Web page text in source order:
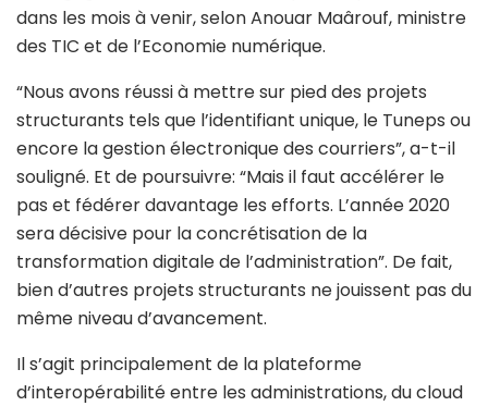
dans les mois à venir, selon Anouar Maârouf, ministre
des TIC et de l’Economie numérique.
“Nous avons réussi à mettre sur pied des projets
structurants tels que l’identifiant unique, le Tuneps ou
encore la gestion électronique des courriers”, a-t-il
souligné. Et de poursuivre: “Mais il faut accélérer le
pas et fédérer davantage les efforts. L’année 2020
sera décisive pour la concrétisation de la
transformation digitale de l’administration”. De fait,
bien d’autres projets structurants ne jouissent pas du
même niveau d’avancement.
Il s’agit principalement de la plateforme
d’interopérabilité entre les administrations, du cloud